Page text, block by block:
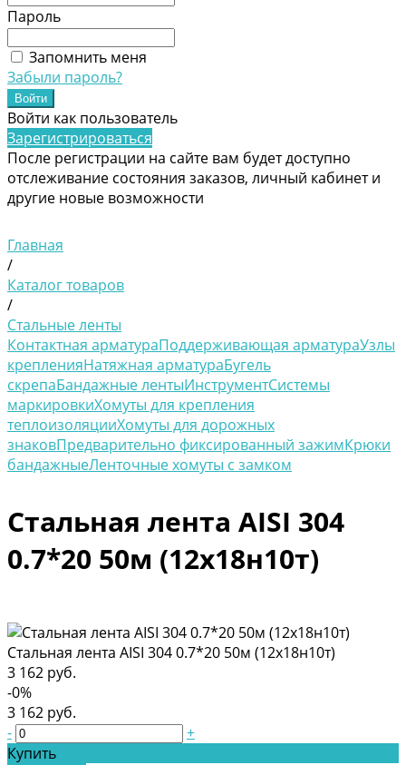
Пароль
Запомнить меня
Забыли пароль?
Войти как пользователь
Зарегистрироваться
После регистрации на сайте вам будет доступно
отслеживание состояния заказов, личный кабинет и
другие новые возможности
Главная
/
Каталог товаров
/
Стальные ленты
Контактная арматураПоддерживающая арматураУзлы
крепленияНатяжная арматураБугель
скрепаБандажные лентыИнструментСистемы
маркировкиХомуты для крепления
теплоизоляцииХомуты для дорожных
знаковПредварительно фиксированный зажимКрюки
бандажныеЛенточные хомуты с замком
Стальная лента AISI 304
0.7*20 50м (12х18н10т)
Стальная лента AISI 304 0.7*20 50м (12х18н10т)
3 162 руб.
-0%
3 162 руб.
-
+
Купить